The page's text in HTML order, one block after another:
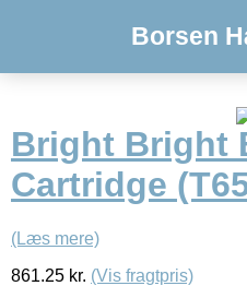
Borsen
Bright Bright
Cartridge
(Læs mere)
861.25 kr. (Vis fragtpris)